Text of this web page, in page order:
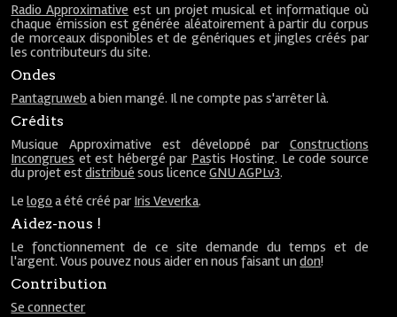
Radio Approximative est un projet musical et informatique où
chaque émission est générée aléatoirement à partir du corpus
de morceaux disponibles et de génériques et jingles créés par
les contributeurs du site.
Ondes
Pantagruweb a bien mangé. Il ne compte pas s'arrêter là.
Crédits
Musique Approximative est développé par Constructions
Incongrues et est hébergé par Pastis Hosting. Le code source
du projet estdistribué sous licenceGNU AGPLv3.
Lelogo a été créé par Iris Veverka.
Aidez-nous !
Le fonctionnement de ce site demande du temps et de
l'argent. Vous pouvez nous aider en nous faisant undon!
Contribution
Se connecter